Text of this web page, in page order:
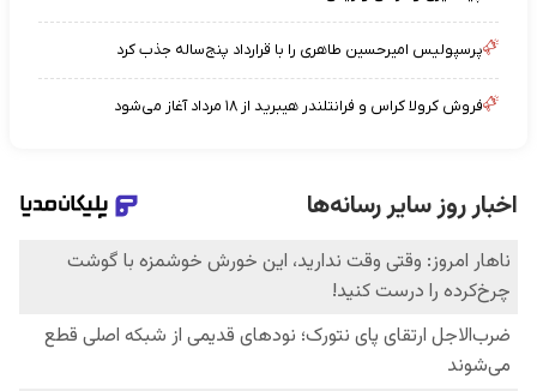
پرسپولیس امیرحسین طاهری را با قرارداد پنج‌ساله جذب کرد
فروش کرولا کراس و فرانتلندر هیبرید از ۱۸ مرداد آغاز می‌شود